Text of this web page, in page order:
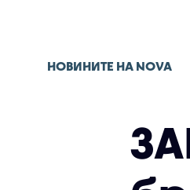
НОВИНИТЕ НА NOVA